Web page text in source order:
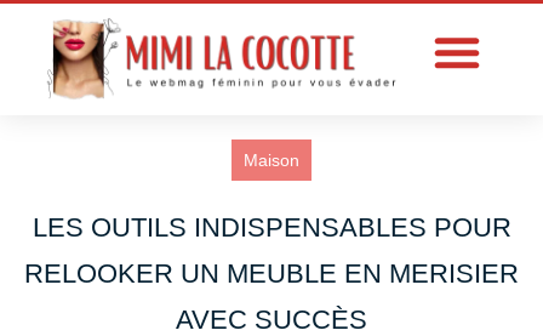
Maison
LES OUTILS INDISPENSABLES POUR
RELOOKER UN MEUBLE EN MERISIER
AVEC SUCCÈS